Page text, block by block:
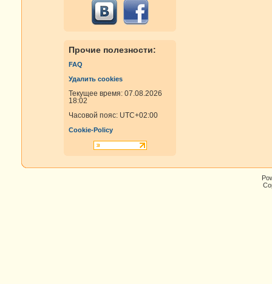
Прочие полезности:
FAQ
Удалить cookies
Текущее время: 07.08.2026
18:02
Часовой пояс: UTC+02:00
Cookie-Policy